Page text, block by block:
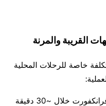
القريبة والمرنة
خاصة للرحلات المحلية
: يربط المطار بوسط فرانكفورت خلال ~30 دقيقة